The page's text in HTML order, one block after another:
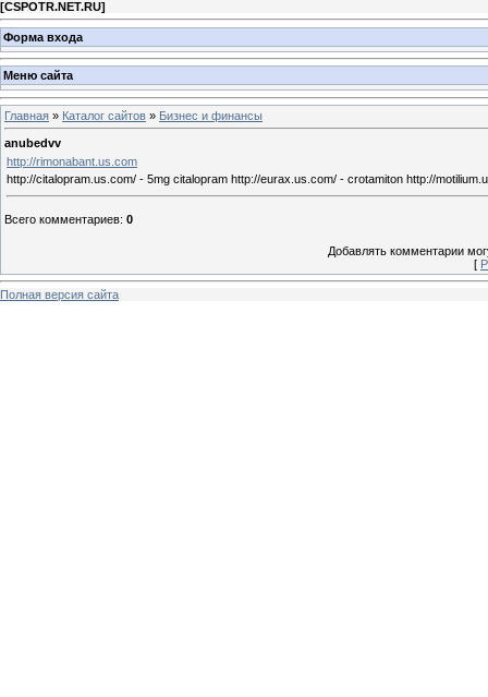
[CSPOTR.NET.RU]
Форма входа
Меню сайта
Главная » Каталог сайтов » Бизнес и финансы
anubedvv
http://rimonabant.us.com
http://citalopram.us.com/ - 5mg citalopram http://eurax.us.com/ - crotamiton http://
Всего комментариев: 0
Добавлять комментарии
[
Полная версия сайта